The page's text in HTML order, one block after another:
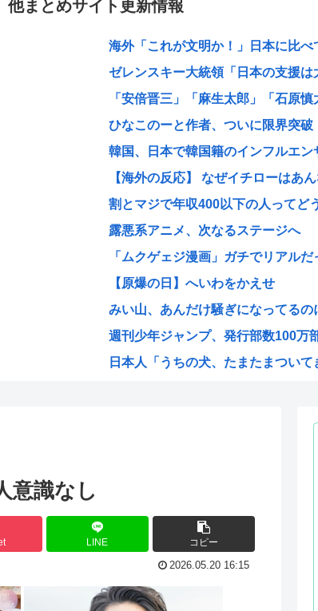
他まとめサイト更新情報
海外「これが文明か！」日本に比
ゼレンスキー大統領「日本の支援
「安倍晋三」「麻生太郎」「石原
ひなこのーと作者、ついに限界突破
韓国、日本で韓国籍のインフルエ
【海外の反応】 なぜイチローはあ
割とマジで年収400以下の人ってど
露悪系アニメ、次なるステージへ
「ムクゲェジ漫画」ガチでリアル
【原爆の日】へいわをかえせ
みい山、あんだけ騒ぎになってる
週刊少年ジャンプ、発行部数100万
日本人「うちの犬、たまたまつい
海外「まるでトランプ」FIFAがW杯
7時間かけて描いたHな糸会がこちら
Win95開発者「日本でITが3Kと呼
海外「その通り！」日本人ならど
意識なし
LINE コピー
2026.05.20 16:15